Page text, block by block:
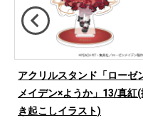
アクリルスタンド「ローゼ
メイデン×ようか」13/真紅(
き起こしイラスト)